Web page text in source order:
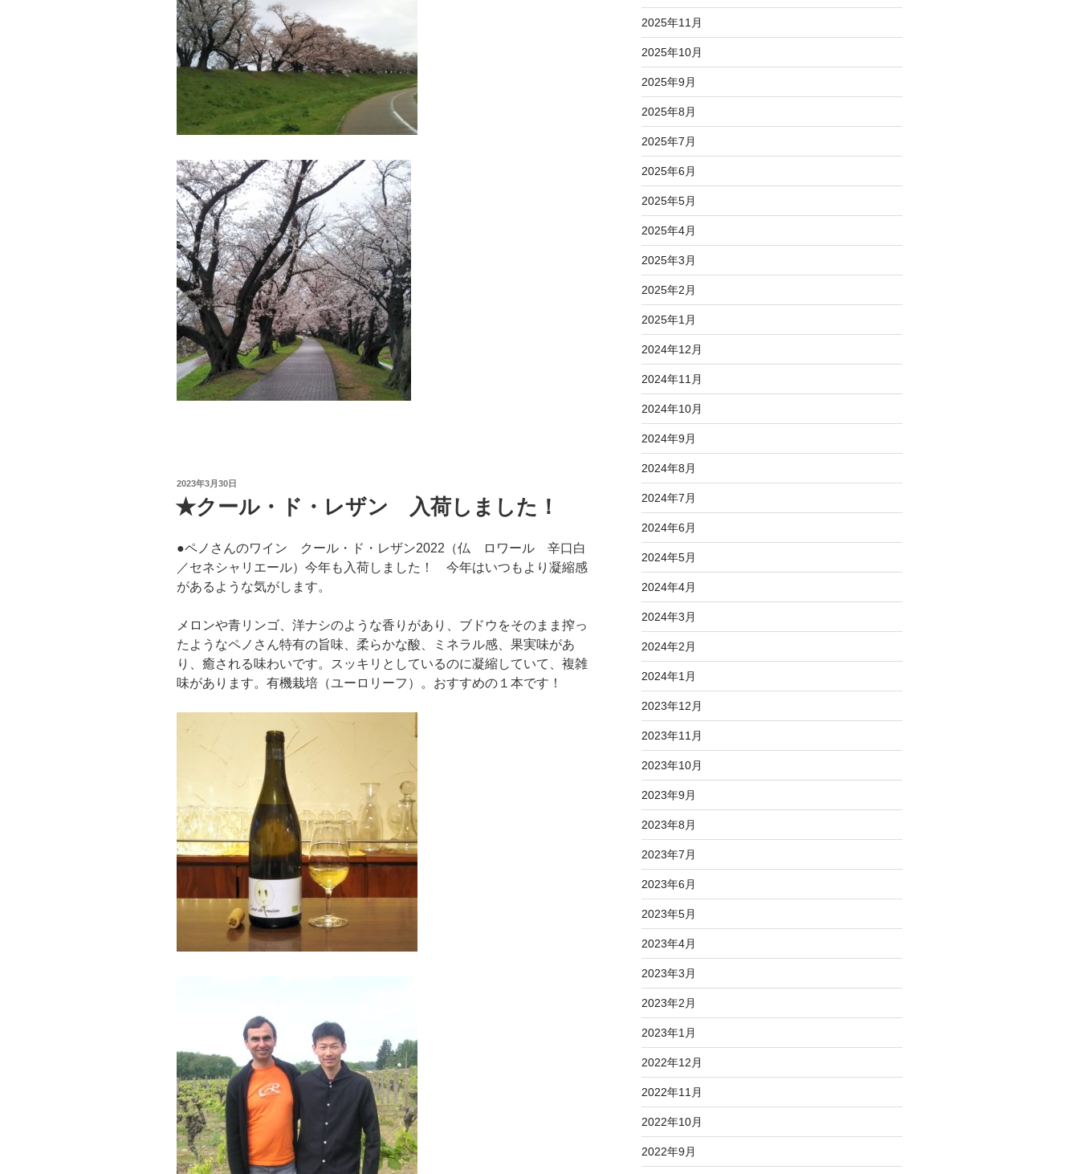
投
稿
日:
2023年3月30日
★クール・ド・レザン 入荷しました！
●ペノさんのワイン クール・ド・レザン2022（仏 ロワール 辛口白
／セネシャリエール）今年も入荷しました！ 今年はいつもより凝縮感
があるような気がします。
メロンや青リンゴ、洋ナシのような香りがあり、ブドウをそのまま搾っ
たようなペノさん特有の旨味、柔らかな酸、ミネラル感、果実味があ
り、癒される味わいです。スッキリとしているのに凝縮していて、複雑
味があります。有機栽培（ユーロリーフ）。おすすめの１本です！
2025年11月
2025年10月
2025年9月
2025年8月
2025年7月
2025年6月
2025年5月
2025年4月
2025年3月
2025年2月
2025年1月
2024年12月
2024年11月
2024年10月
2024年9月
2024年8月
2024年7月
2024年6月
2024年5月
2024年4月
2024年3月
2024年2月
2024年1月
2023年12月
2023年11月
2023年10月
2023年9月
2023年8月
2023年7月
2023年6月
2023年5月
2023年4月
2023年3月
2023年2月
2023年1月
2022年12月
2022年11月
2022年10月
2022年9月